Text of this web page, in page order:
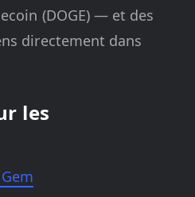
(DOGE) — et des
directement dans
les